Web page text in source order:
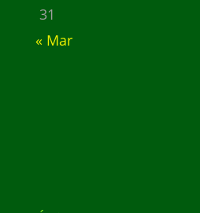
31
« Mar